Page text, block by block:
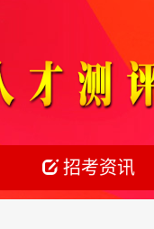
招考资讯